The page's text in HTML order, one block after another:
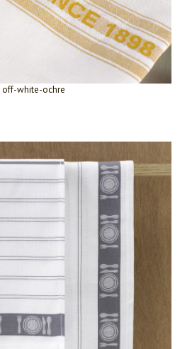
off-white-ochre